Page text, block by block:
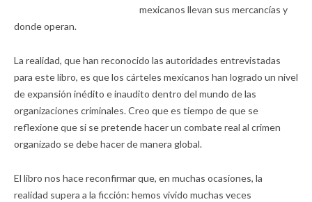
mexicanos llevan sus mercancías y
donde operan.
La realidad, que han reconocido las autoridades entrevistadas
para este libro, es que los cárteles mexicanos han logrado un nivel
de expansión inédito e inaudito dentro del mundo de las
organizaciones criminales. Creo que es tiempo de que se
reflexione que si se pretende hacer un combate real al crimen
organizado se debe hacer de manera global.
El libro nos hace reconfirmar que, en muchas ocasiones, la
realidad supera a la ficción: hemos vivido muchas veces